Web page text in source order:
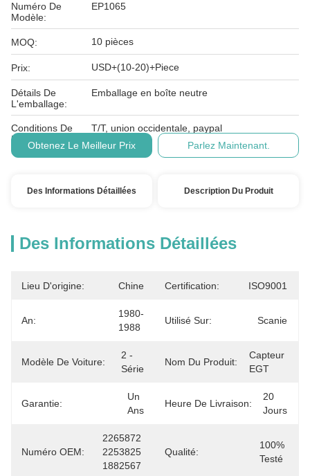
Numéro De
Modèle:
EP1065
MOQ: 10 pièces
Prix: USD+(10-20)+Piece
Détails De
L'emballage:
Emballage en boîte neutre
Conditions De
Paiement:
T/T, union occidentale, paypal
Obtenez Le Meilleur Prix
Parlez Maintenant.
Des Informations Détaillées Description Du Produit
Des Informations Détaillées
Lieu D'origine: Chine Certification: ISO9001
An:
1980-
1988
Utilisé Sur: Scanie
Modèle De Voiture:
2 -
Série
Nom Du Produit:
Capteur
EGT
Garantie:
Un
Ans
Heure De Livraison:
20
Jours
Numéro OEM:
2265872
2253825
1882567
Qualité:
100%
Testé